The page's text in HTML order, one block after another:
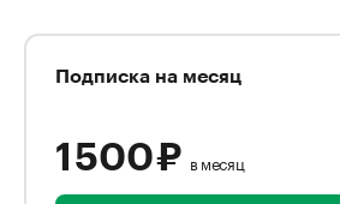
Подписка на месяц
1 500 ₽ в месяц